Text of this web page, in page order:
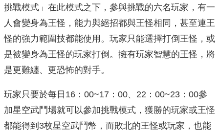
挑戰模式」在此模式之下，參與挑戰的六名玩家，有一
人會變身為王怪，能力與絕招都與王怪相同，甚至連王
怪的強力範圍技都能使用。玩家只能選擇打倒王怪，或
是被變身為王怪的玩家打倒。擁有玩家智慧的王怪，將
是更難纏、更恐怖的對手。
玩家只要於每日16：00~17：00、22：00~23：00參
加星空武鬥場就可以參加挑戰模式，獲勝的玩家或王怪
都能得到3枚星空武鬥幣，而敗北的王怪或玩家，也能